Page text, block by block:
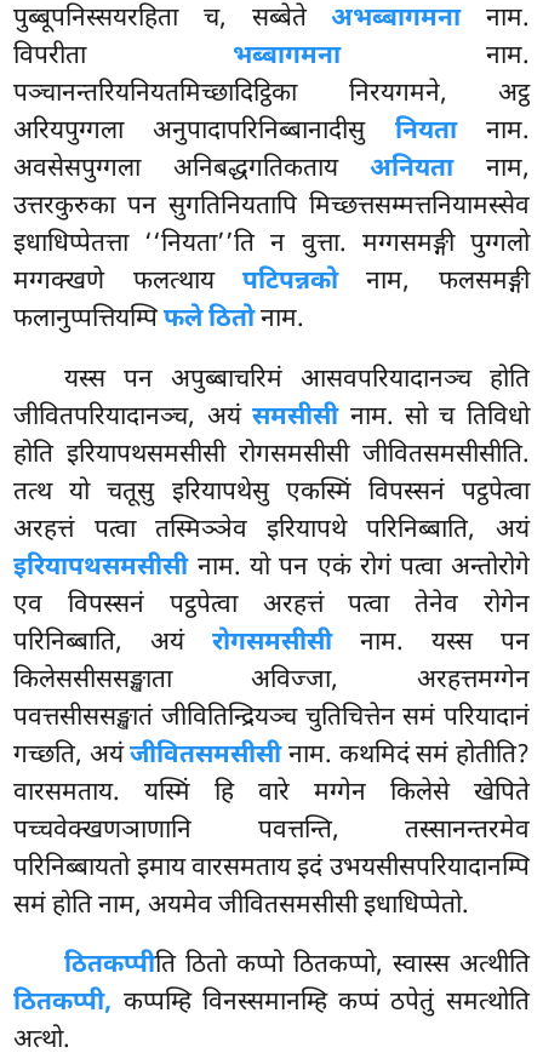
पुब्बूपनिस्सयरहिता च, सब्बेतेअभब्बागमनानाम.
विपरीता भब्बागमनानाम.
पञ्चानन्तरियनियतमिच्छादिट्ठिका निरयगमने, अट्ठ
अरियपुग्गला अनुपादापरिनिब्बानादीसु नियतानाम.
अवसेसपुग्गला अनिबद्धगतिकतायअनियतानाम,
उत्तरकुरुका पन सुगतिनियतापि मिच्छत्तसम्मत्तनियामस्सेव
इधाधिप्पेतत्ता ‘‘नियता’’ति न वुत्ता. मग्गसमङ्गी पुग्गलो
मग्गक्खणे फलत्थाय पटिपन्नकोनाम, फलसमङ्गी
फलानुप्पत्तियम्पिफले ठितोनाम.
यस्स पन अपुब्बाचरिमं आसवपरियादानञ्च होति
जीवितपरियादानञ्च, अयंसमसीसीनाम. सो च तिविधो
होति इरियापथसमसीसी रोगसमसीसी जीवितसमसीसीति.
तत्थ यो चतूसु इरियापथेसु एकस्मिं विपस्सनं पट्ठपेत्वा
अरहत्तं पत्वा तस्मिञ्ञेव इरियापथे परिनिब्बाति, अयं
इरियापथसमसीसीनाम. यो पन एकं रोगं पत्वा अन्तोरोगे
एव विपस्सनं पट्ठपेत्वा अरहत्तं पत्वा तेनेव रोगेन
परिनिब्बाति, अयंरोगसमसीसीनाम. यस्स पन
किलेससीससङ्खाता अविज्जा, अरहत्तमग्गेन
पवत्तसीससङ्खातं जीवितिन्द्रियञ्च चुतिचित्तेन समं परियादानं
गच्छति, अयंजीवितसमसीसीनाम. कथमिदं समं होतीति?
वारसमताय. यस्मिं हि वारे मग्गेन किलेसे खेपिते
पच्चवेक्खणञाणानि पवत्तन्ति, तस्सानन्तरमेव
परिनिब्बायतो इमाय वारसमताय इदं उभयसीसपरियादानम्पि
समं होति नाम, अयमेव जीवितसमसीसी इधाधिप्पेतो.
ठितकप्पीति ठितो कप्पो ठितकप्पो, स्वास्स अत्थीति
ठितकप्पी, कप्पम्हि विनस्समानम्हि कप्पं ठपेतुं समत्थोति
अत्थो.